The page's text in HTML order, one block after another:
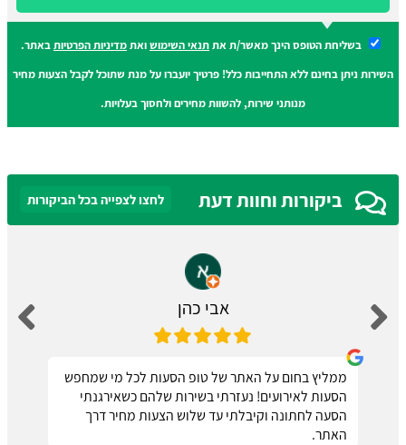
בשליחת הטופס הינך מאשר/ת אתתנאי השימושואתמדיניות הפרטיותבאתר.
השירות ניתן בחינם ללא התחייבות כלל! פרטיך יועברו על מנת שתוכל לקבל הצעות מחיר
מנותני שירות, להשוות מחירים ולחסוך בעלויות.
ביקורות וחוות דעת לחצו לצפייה בכל הביקורות
אבי כהן
ממליץ בחום על האתר של טופ הסעות לכל מי שמחפש
הסעות לאירועים! נעזרתי בשירות שלהם כשאירגנתי
הסעה לחתונה וקיבלתי עד שלוש הצעות מחיר דרך
האתר.